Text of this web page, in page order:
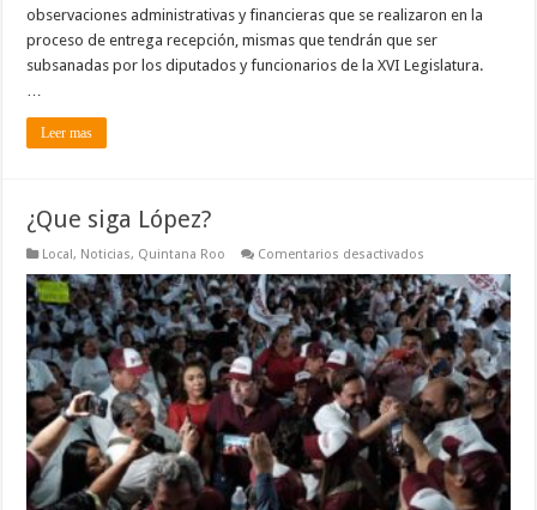
observaciones administrativas y financieras que se realizaron en la
proceso de entrega recepción, mismas que tendrán que ser
subsanadas por los diputados y funcionarios de la XVI Legislatura.
Leer mas
¿Que siga López?
Local, Noticias, Quintana Roo Comentarios desactivados
siga
López?